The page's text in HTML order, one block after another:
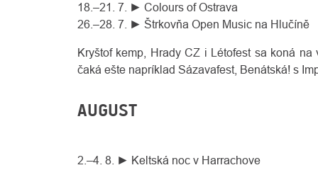
18.–21. 7. ► Colours of Ostrava
26.–28. 7. ► Štrkovňa Open Music na Hlučíně
Kryštof kemp, Hrady CZ i Létofest sa koná
čaká ešte napríklad Sázavafest, Benátská! s
AUGUST
2.–4. 8. ► Keltská noc v Harrachove